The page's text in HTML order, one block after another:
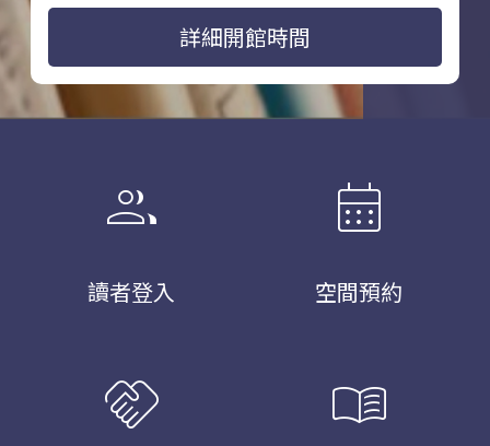
詳細開館時間
group
讀者登入
calendar_month
空間預約
handshake menu_book